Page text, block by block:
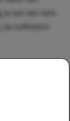
wel een hele
koffietent.